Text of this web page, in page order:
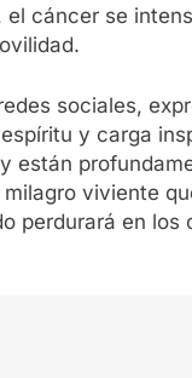
cáncer se
sociales,
y carga
están
viviente
perdurará en los